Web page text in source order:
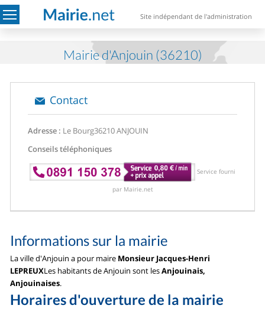
Site indépendant de l'administration
Mairie d'Anjouin (36210)
Contact
Adresse : Le Bourg36210 ANJOUIN
Conseils téléphoniques
Service fourni
par Mairie.net
Informations sur la mairie
La ville d'Anjouin a pour maire Monsieur Jacques-Henri
LEPREUXLes habitants de Anjouin sont lesAnjouinais,
Anjouinaises.
Horaires d'ouverture de la mairie